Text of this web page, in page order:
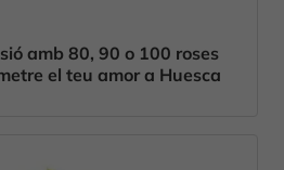
amb 80, 90 o 100 roses
el teu amor a Huesca